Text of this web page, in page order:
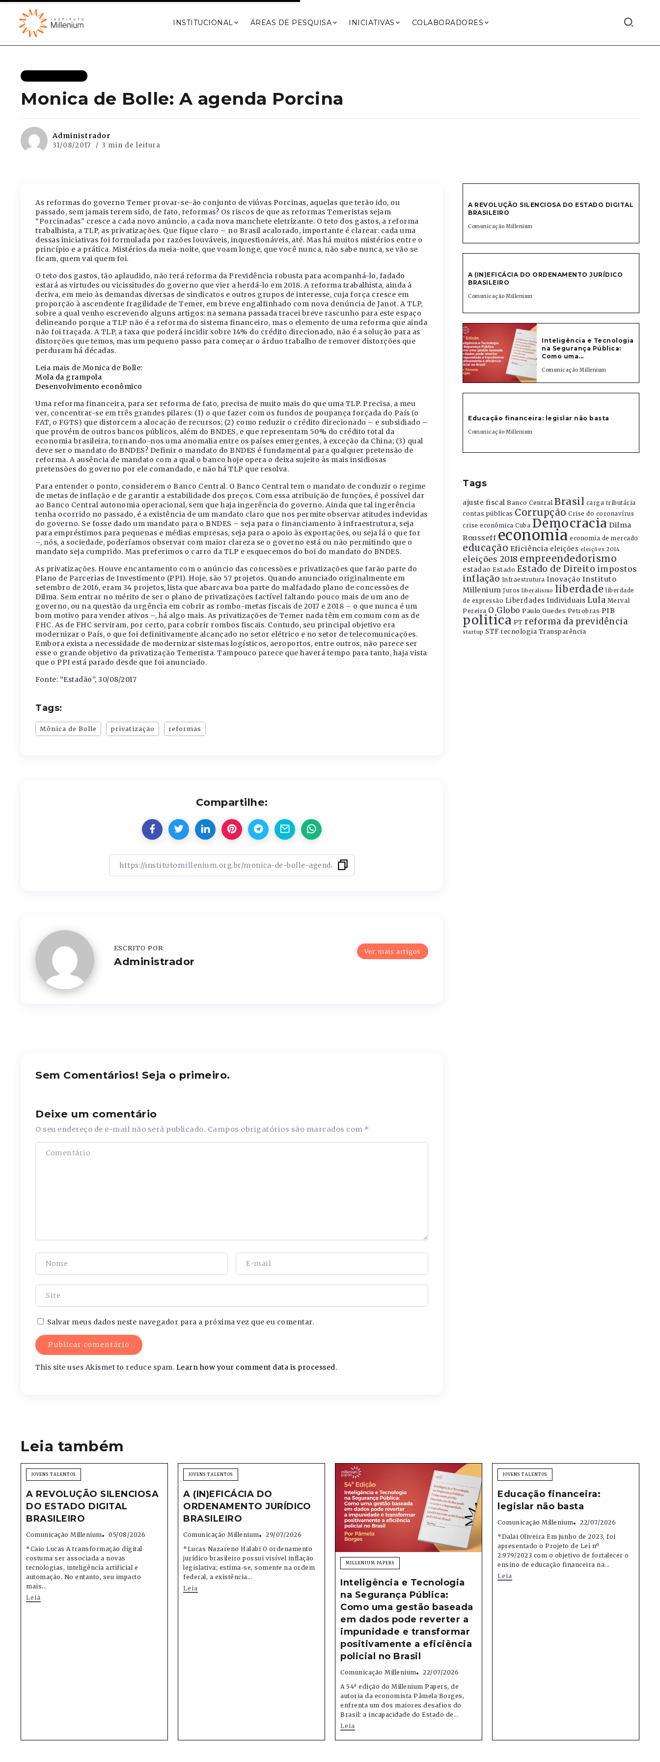
INSTITUCIONAL ÁREAS DE PESQUISA INICIATIVAS COLABORADORES
Monica de Bolle: A agenda Porcina
Administrador
31/08/2017 3 min de leitura
As reformas do governo Temer provar-se-ão conjunto de viúvas Porcinas, aquelas que terão ido, ou
passado, sem jamais terem sido, de fato, reformas? Os riscos de que as reformas Temeristas sejam
“Porcinadas” cresce a cada novo anúncio, a cada nova manchete eletrizante. O teto dos gastos, a reforma
trabalhista, a TLP, as privatizações. Que fique claro – no Brasil acalorado, importante é clarear: cada uma
dessas iniciativas foi formulada por razões louváveis, inquestionáveis, até. Mas há muitos mistérios entre o
princípio e a prática. Mistérios da meia-noite, que voam longe, que você nunca, não sabe nunca, se vão se
ficam, quem vai quem foi.
O teto dos gastos, tão aplaudido, não terá reforma da Previdência robusta para acompanhá-lo, fadado
estará as virtudes ou vicissitudes do governo que vier a herdá-lo em 2018. A reforma trabalhista, ainda à
deriva, em meio às demandas diversas de sindicatos e outros grupos de interesse, cuja força cresce em
proporção à ascendente fragilidade de Temer, em breve engalfinhado com nova denúncia de Janot. A TLP,
sobre a qual venho escrevendo alguns artigos: na semana passada tracei breve rascunho para este espaço
delineando porque a TLP não é a reforma do sistema financeiro, mas o elemento de uma reforma que ainda
não foi traçada. A TLP, a taxa que poderá incidir sobre 14% do crédito direcionado, não é a solução para as
distorções que temos, mas um pequeno passo para começar o árduo trabalho de remover distorções que
perduram há décadas.
Leia mais de Monica de Bolle:
Mola da grampola
Desenvolvimento econômico
Uma reforma financeira, para ser reforma de fato, precisa de muito mais do que uma TLP. Precisa, a meu
ver, concentrar-se em três grandes pilares: (1) o que fazer com os fundos de poupança forçada do País (o
FAT, o FGTS) que distorcem a alocação de recursos; (2) como reduzir o crédito direcionado – e subsidiado –
que provém de outros bancos públicos, além do BNDES, e que representam 50% do crédito total da
economia brasileira, tornando-nos uma anomalia entre os países emergentes, à exceção da China; (3) qual
deve ser o mandato do BNDES? Definir o mandato do BNDES é fundamental para qualquer pretensão de
reforma. A ausência de mandato com a qual o banco hoje opera o deixa sujeito às mais insidiosas
pretensões do governo por ele comandado, e não há TLP que resolva.
Para entender o ponto, considerem o Banco Central. O Banco Central tem o mandato de conduzir o regime
de metas de inflação e de garantir a estabilidade dos preços. Com essa atribuição de funções, é possível dar
ao Banco Central autonomia operacional, sem que haja ingerência do governo. Ainda que tal ingerência
tenha ocorrido no passado, é a existência de um mandato claro que nos permite observar atitudes indevidas
do governo. Se fosse dado um mandato para o BNDES – seja para o financiamento à infraestrutura, seja
para empréstimos para pequenas e médias empresas, seja para o apoio às exportações, ou seja lá o que for
–, nós, a sociedade, poderíamos observar com maior clareza se o governo está ou não permitindo que o
mandato seja cumprido. Mas preferimos o carro da TLP e esquecemos do boi do mandato do BNDES.
As privatizações. Houve encantamento com o anúncio das concessões e privatizações que farão parte do
Plano de Parcerias de Investimento (PPI). Hoje, são 57 projetos. Quando anunciado originalmente em
setembro de 2016, eram 34 projetos, lista que abarcava boa parte do malfadado plano de concessões de
Dilma. Sem entrar no mérito de ser o plano de privatizações factível faltando pouco mais de um ano de
governo, ou na questão da urgência em cobrir as rombo-metas fiscais de 2017 e 2018 – o que nunca é um
bom motivo para vender ativos –, há algo mais. As privatizações de Temer nada têm em comum com as de
FHC. As de FHC serviram, por certo, para cobrir rombos fiscais. Contudo, seu principal objetivo era
modernizar o País, o que foi definitivamente alcançado no setor elétrico e no setor de telecomunicações.
Embora exista a necessidade de modernizar sistemas logísticos, aeroportos, entre outros, não parece ser
esse o grande objetivo da privatização Temerista. Tampouco parece que haverá tempo para tanto, haja vista
que o PPI está parado desde que foi anunciado.
Fonte: “Estadão”, 30/08/2017
Tags:
Mônica de Bolle privatização reformas
Compartilhe:
Ver mais artigos
ESCRITO POR
Administrador
Sem Comentários! Seja o primeiro.
Deixe um comentário
O seu endereço de e-mail não será publicado. Campos obrigatórios são marcados com *
Salvar meus dados neste navegador para a próxima vez que eu comentar.
This site uses Akismet to reduce spam. Learn how your comment data is processed.
A REVOLUÇÃO SILENCIOSA DO ESTADO DIGITAL
BRASILEIRO
Comunicação Millenium
A (IN)EFICÁCIA DO ORDENAMENTO JURÍDICO
BRASILEIRO
Comunicação Millenium
Inteligência e Tecnologia
na Segurança Pública:
Como uma...
Comunicação Millenium
Educação financeira: legislar não basta
Comunicação Millenium
Tags
ajuste fiscal Banco Central Brasil carga tributária
contas públicas Corrupção Crise do coronavírus
crise econômica Cuba Democracia Dilma
Rousseff economia economia de mercado
educação Eficiência eleições eleições 2014
eleições 2018 empreendedorismo
estadao Estado Estado de Direito impostos
inflação Infraestrutura Inovação Instituto
Millenium Juros liberalismo liberdade liberdade
de expressão Liberdades Individuais Lula Merval
Pereira O Globo Paulo Guedes Petrobras PIB
politica PT reforma da previdência
startup STF tecnologia Transparência
Leia também
JOVENS TALENTOS
A REVOLUÇÃO SILENCIOSA
DO ESTADO DIGITAL
BRASILEIRO
Comunicação Millenium
05/08/2026
*Caio Lucas A transformação digital
costuma ser associada a novas
tecnologias, inteligência artificial e
automação. No entanto, seu impacto
mais...
Leia
JOVENS TALENTOS
A (IN)EFICÁCIA DO
ORDENAMENTO JURÍDICO
BRASILEIRO
Comunicação Millenium
29/07/2026
*Lucas Nazareno Halabi O ordenamento
jurídico brasileiro possui visível inflação
legislativa; estima-se, somente na ordem
federal, a existência...
Leia
MILLENIUM PAPERS
Inteligência e Tecnologia
na Segurança Pública:
Como uma gestão baseada
em dados pode reverter a
impunidade e transformar
positivamente a eficiência
policial no Brasil
Comunicação Millenium
22/07/2026
A 54ª edição do Millenium Papers, de
autoria da economista Pâmela Borges,
enfrenta um dos maiores desafios do
Brasil: a incapacidade do Estado de...
Leia
JOVENS TALENTOS
Educação financeira:
legislar não basta
Comunicação Millenium
22/07/2026
*Dalai Oliveira Em junho de 2023, foi
apresentado o Projeto de Lei nº
2.979/2023 com o objetivo de fortalecer o
ensino de educação financeira na...
Leia